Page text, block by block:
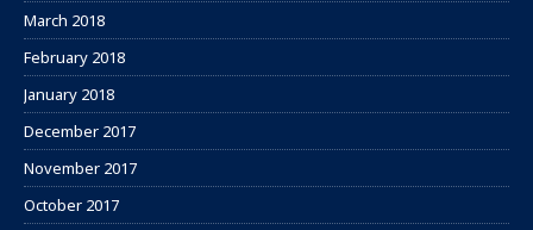
March 2018
February 2018
January 2018
December 2017
November 2017
October 2017